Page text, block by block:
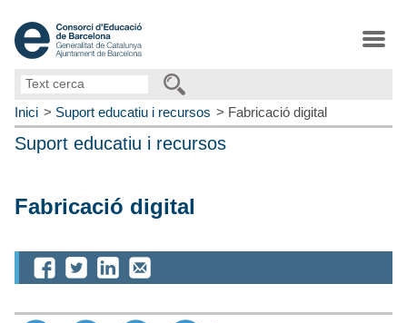
Text
Inici
Suport educatiu i recursos Fabricació digital
Suport educatiu i recursos
Fabricació digital